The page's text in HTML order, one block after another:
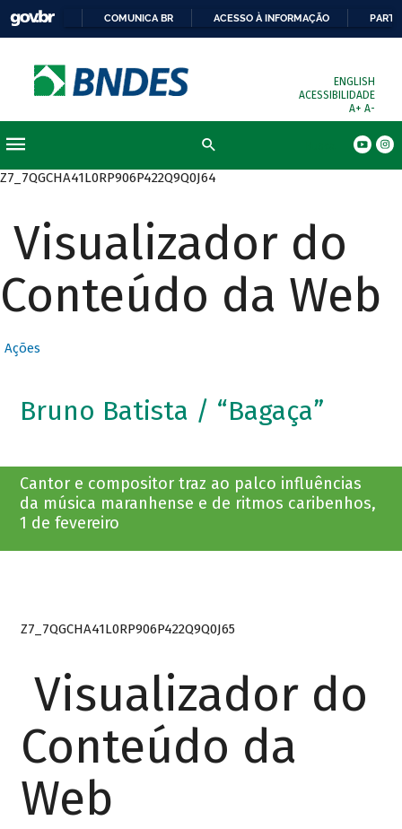
COMUNICA BR ACESSO À INFORMAÇÃO
ENGLISH
ACESSIBILIDADE
A+ A-
Z7_7QGCHA41L0RP906P422Q9Q0J64
Visualizador do
Conteúdo da Web
Ações
Bruno Batista / “Bagaça”
Cantor e compositor traz ao palco influências
da música maranhense e de ritmos caribenhos,
1 de fevereiro
Z7_7QGCHA41L0RP906P422Q9Q0J65
Visualizador do
Conteúdo da
Web